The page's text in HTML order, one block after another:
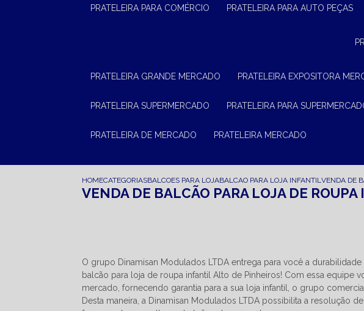
PRATELEIRA PARA COMÉRCIO PRATELEIRA PARA AUTO PEÇAS
PRATELEIRA GRANDE MERCADO PRATELEIRA EXPOSITORA
PRATELEIRA SUPERMERCADO PRATELEIRA PARA
PRATELEIRA DE MERCADO PRATELEIRA MERCADO
HOMECATEGORIASBALCOES PARA LOJABALCAO PARA LOJA INFANTILVENDA DE
VENDA DE BALCÃO PARA LOJA DE
O grupo Dinamisan Modulados LTDA entrega para você a
balcão para loja de roupa infantil Alto de Pinheiros! Com essa equipe
mercado, fornecendo garantia para a sua loja infantil, o grupo
Desta maneira, a Dinamisan Modulados LTDA possibilita a resolução